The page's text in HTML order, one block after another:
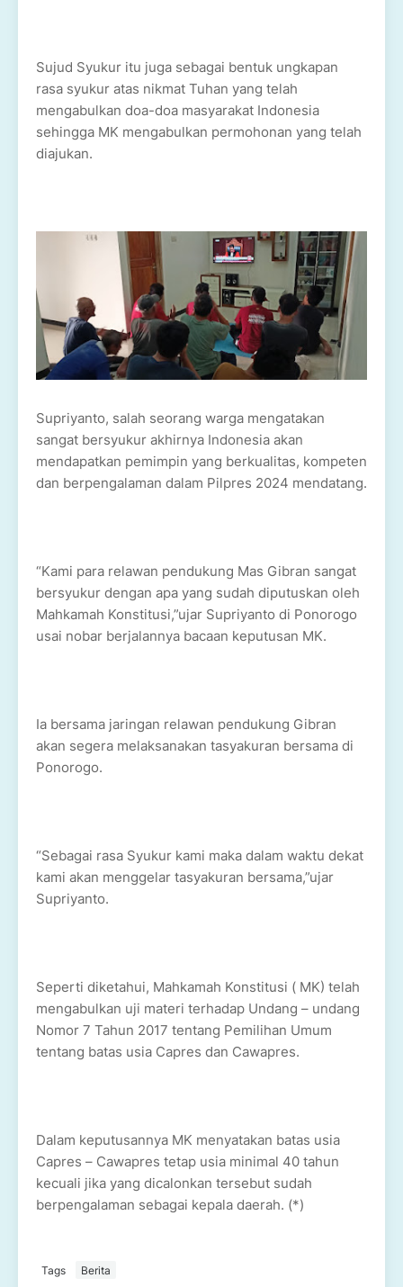
Sujud Syukur itu juga sebagai bentuk ungkapan
rasa syukur atas nikmat Tuhan yang telah
mengabulkan doa-doa masyarakat Indonesia
sehingga MK mengabulkan permohonan yang telah
diajukan.
Supriyanto, salah seorang warga mengatakan
sangat bersyukur akhirnya Indonesia akan
mendapatkan pemimpin yang berkualitas, kompeten
dan berpengalaman dalam Pilpres 2024 mendatang.
“Kami para relawan pendukung Mas Gibran sangat
bersyukur dengan apa yang sudah diputuskan oleh
Mahkamah Konstitusi,”ujar Supriyanto di Ponorogo
usai nobar berjalannya bacaan keputusan MK.
Ia bersama jaringan relawan pendukung Gibran
akan segera melaksanakan tasyakuran bersama di
Ponorogo.
“Sebagai rasa Syukur kami maka dalam waktu dekat
kami akan menggelar tasyakuran bersama,”ujar
Supriyanto.
Seperti diketahui, Mahkamah Konstitusi ( MK) telah
mengabulkan uji materi terhadap Undang – undang
Nomor 7 Tahun 2017 tentang Pemilihan Umum
tentang batas usia Capres dan Cawapres.
Dalam keputusannya MK menyatakan batas usia
Capres – Cawapres tetap usia minimal 40 tahun
kecuali jika yang dicalonkan tersebut sudah
berpengalaman sebagai kepala daerah. (*)
Tags Berita